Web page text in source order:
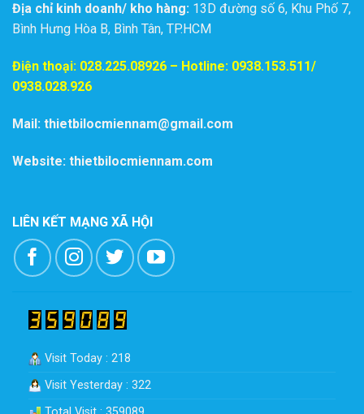
Địa chỉ kinh doanh/ kho hàng: 13D đường số 6, Khu Phố 7,
Bình Hưng Hòa B, Bình Tân, TP.HCM
Điện thoại: 028.225.08926 – Hotline: 0938.153.511/
0938.028.926
Mail: thietbilocmiennam@gmail.com
Website: thietbilocmiennam.com
LIÊN KẾT MẠNG XÃ HỘI
Visit Today : 218
Visit Yesterday : 322